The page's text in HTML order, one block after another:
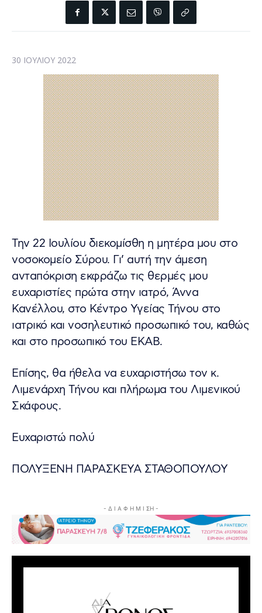
30 ΙΟΥΛΊΟΥ 2022
Την 22 Ιουλίου διεκομίσθη η μητέρα μου στο
νοσοκομείο Σύρου. Γι’ αυτή την άμεση
ανταπόκριση εκφράζω τις θερμές μου
ευχαριστίες πρώτα στην ιατρό, Άννα
Κανέλλου, στο Κέντρο Υγείας Τήνου στο
ιατρικό και νοσηλευτικό προσωπικό του, καθώς
και στο προσωπικό του ΕΚΑΒ.
Επίσης, θα ήθελα να ευχαριστήσω τον κ.
Λιμενάρχη Τήνου και πλήρωμα του Λιμενικού
Σκάφους.
Ευχαριστώ πολύ
ΠΟΛΥΞΕΝΗ ΠΑΡΑΣΚΕΥΑ ΣΤΑΘΟΠΟΥΛΟΥ
- Δ Ι Α Φ Η Μ Ι ΣΗ -